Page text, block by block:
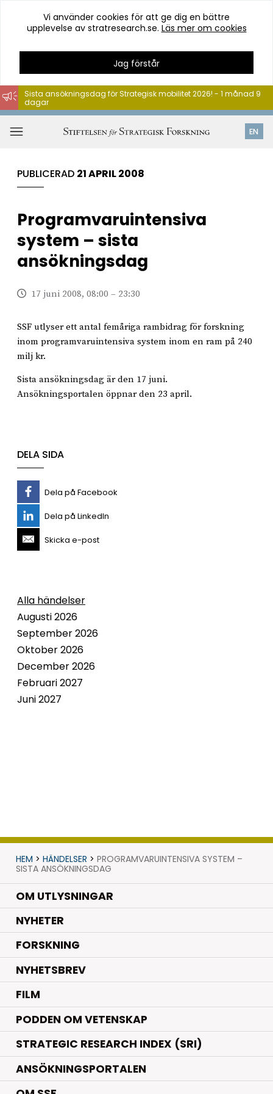
Hoppa
till
innehåll
Vi använder cookies för att ge dig en bättre
upplevelse av stratresearch.se. Läs mer om cookies
Jag förstår
EN
Sista ansökningsdag för Strategisk mobilitet 2026! - 1 månad 9
dagar
PUBLICERAD 21 APRIL 2008
Programvaruintensiva
system – sista
ansökningsdag
17 juni 2008, 08:00 – 23:30
SSF utlyser ett antal femåriga rambidrag för forskning
inom programvaruintensiva system inom en ram på 240
milj kr.
Sista ansökningsdag är den 17 juni.
Ansökningsportalen öppnar den 23 april.
DELA SIDA
Dela på Facebook
Dela på LinkedIn
Skicka e-post
Alla händelser
Augusti 2026
September 2026
Oktober 2026
December 2026
Februari 2027
Juni 2027
HEM > HÄNDELSER > PROGRAMVARUINTENSIVA SYSTEM –
SISTA ANSÖKNINGSDAG
OM UTLYSNINGAR
NYHETER.
FORSKNING.
NYHETSBREV
FILM
PODDEN OM VETENSKAP
STRATEGIC RESEARCH INDEX (SRI)
ANSÖKNINGSPORTALEN